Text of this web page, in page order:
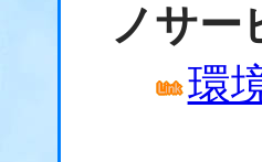
ノサー
環